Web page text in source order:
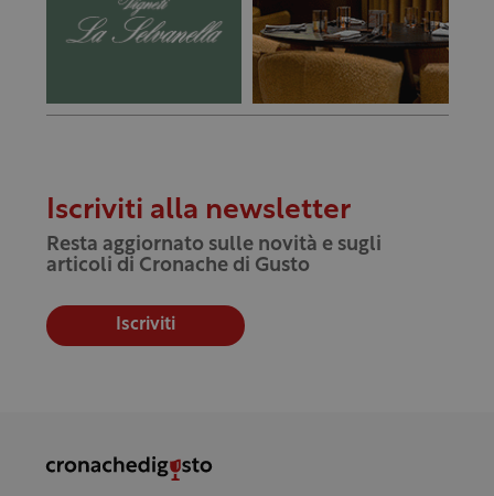
Iscriviti alla newsletter
Resta aggiornato sulle novità e sugli
articoli di Cronache di Gusto
Iscriviti